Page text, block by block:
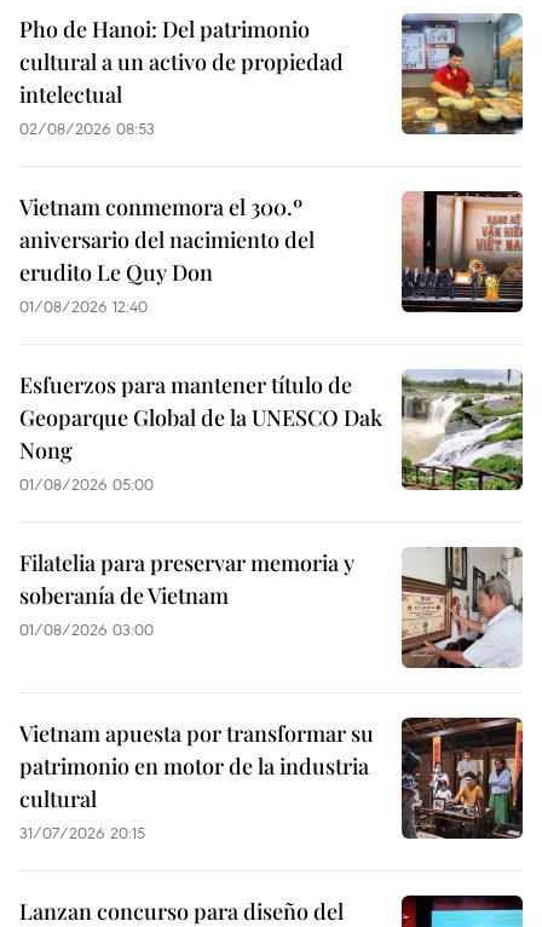
Pho de Hanoi: Del patrimonio
cultural a un activo de propiedad
intelectual
02/08/2026 08:53
Vietnam conmemora el 300.º
aniversario del nacimiento del
erudito Le Quy Don
01/08/2026 12:40
Esfuerzos para mantener título de
Geoparque Global de la UNESCO Dak
Nong
01/08/2026 05:00
Filatelia para preservar memoria y
soberanía de Vietnam
01/08/2026 03:00
Vietnam apuesta por transformar su
patrimonio en motor de la industria
cultural
31/07/2026 20:15
Lanzan concurso para diseño del